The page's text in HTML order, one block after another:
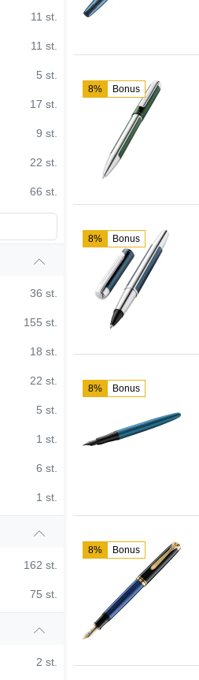
11 st.
11 st.
5 st.
17 st.
9 st.
22 st.
66 st.
36 st.
155 st.
18 st.
22 st.
5 st.
1 st.
6 st.
1 st.
162 st.
75 st.
2 st.
8% Bonus
8% Bonus
8% Bonus
8% Bonus